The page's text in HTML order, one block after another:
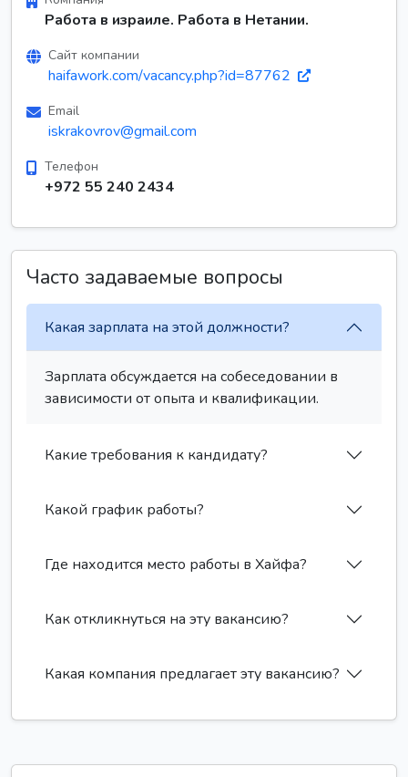
Работа в израиле. Работа в Нетании.
Сайт компании
haifawork.com/vacancy.php?id=87762
Email
iskrakovrov@gmail.com
Телефон
+972 55 240 2434
Часто задаваемые вопросы
Какая зарплата на этой должности?
Зарплата обсуждается на собеседовании в
зависимости от опыта и квалификации.
Какие требования к кандидату?
Какой график работы?
Где находится место работы в Хайфа?
Как откликнуться на эту вакансию?
Какая компания предлагает эту вакансию?